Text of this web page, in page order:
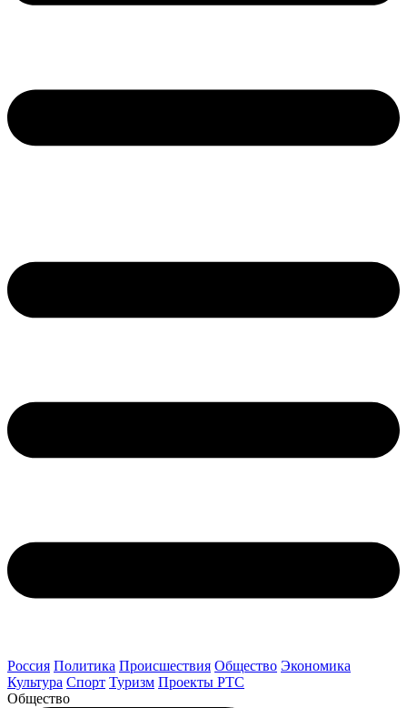
Россия Политика Происшествия Общество Экономика
Культура Спорт Туризм Проекты РТС
Общество